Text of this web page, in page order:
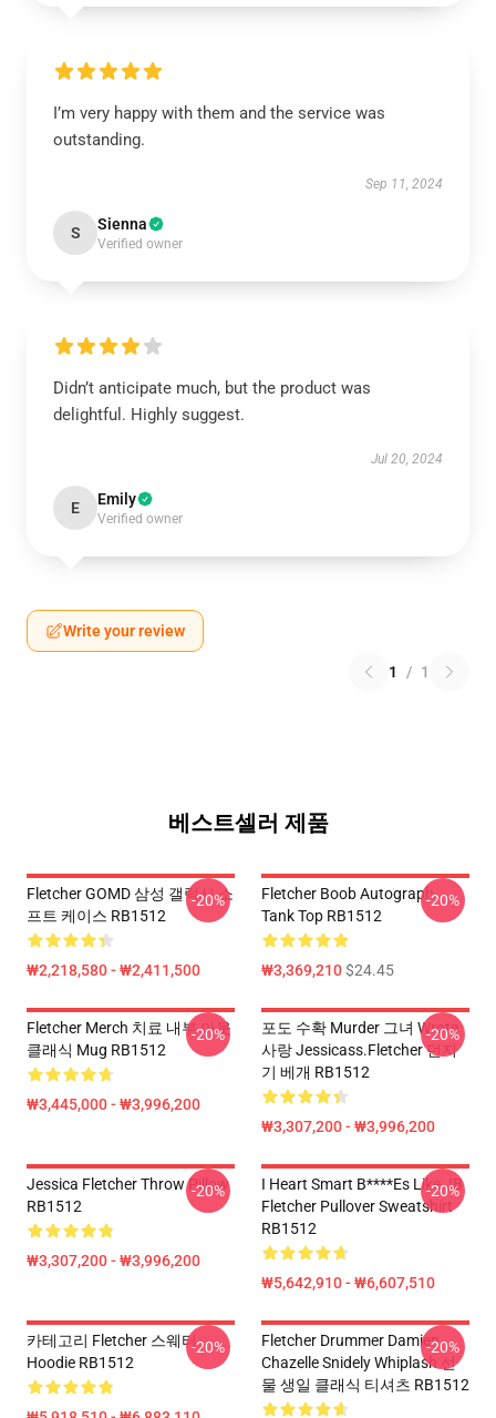
I’m very happy with them and the service was
outstanding.
Sep 11, 2024
S Sienna
Verified owner
Didn’t anticipate much, but the product was
delightful. Highly suggest.
Jul 20, 2024
E Emily
Verified owner
Write your review
1 / 1
베스트셀러 제품
Fletcher GOMD 삼성 갤럭시 소
프트 케이스 RB1512
₩2,218,580 - ₩2,411,500
-20%
Fletcher Boob Autograph
Tank Top RB1512
₩3,369,210$24.45
-20%
Fletcher Merch 치료 내부 아웃
클래식 Mug RB1512
₩3,445,000 - ₩3,996,200
-20%
포도 수확 Murder 그녀 Wrote
사랑 Jessicass.Fletcher 던지
기 베개 RB1512
₩3,307,200 - ₩3,996,200
-20%
Jessica Fletcher Throw Pillow
RB1512
₩3,307,200 - ₩3,996,200
-20%
I Heart Smart B****es Like JB
Fletcher Pullover Sweatshirt
RB1512
₩5,642,910 - ₩6,607,510
-20%
카테고리 Fletcher 스웨터
Hoodie RB1512
-20%
Fletcher Drummer Damien
Chazelle Snidely Whiplash 선
물 생일 클래식 티셔츠 RB1512
-20%